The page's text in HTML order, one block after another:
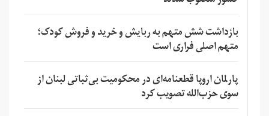
بازداشت شش متهم به ربایش و خرید و فروش کودک؛
متهم اصلی فراری است
پارلمان اروپا قطعنامه‌ای در محکومیت بی‌ثباتی لبنان از
سوی حزب‌الله تصویب کرد